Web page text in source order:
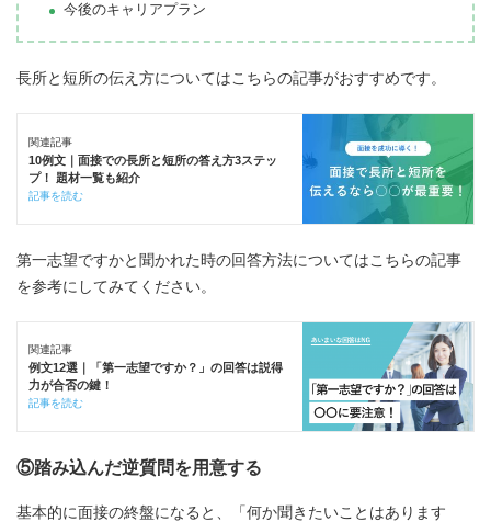
今後のキャリアプラン
長所と短所の伝え方についてはこちらの記事がおすすめです。
関連記事
10例文｜面接での長所と短所の答え方3ステッ
プ！ 題材一覧も紹介
記事を読む
第一志望ですかと聞かれた時の回答方法についてはこちらの記事
を参考にしてみてください。
関連記事
例文12選｜「第一志望ですか？」の回答は説得
力が合否の鍵！
記事を読む
⑤踏み込んだ逆質問を用意する
基本的に面接の終盤になると、「何か聞きたいことはあります